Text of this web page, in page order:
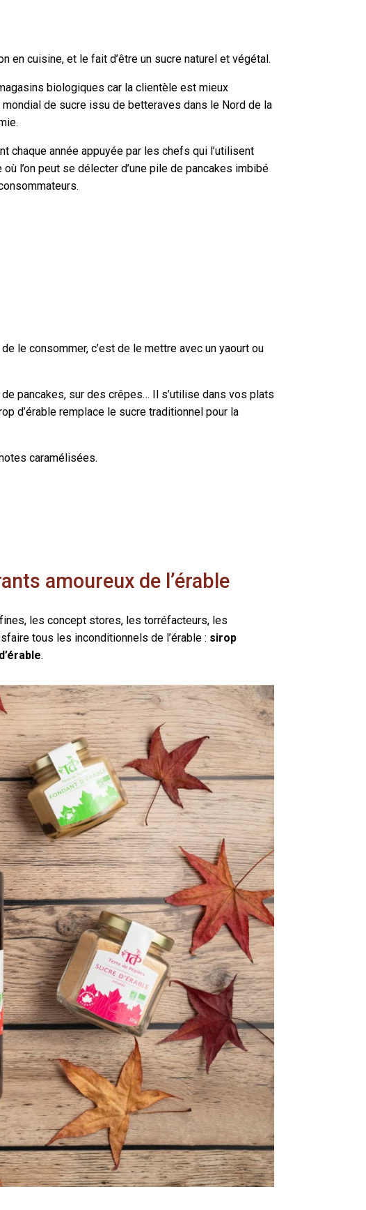
en cuisine, et le fait d’être un sucre naturel et végétal.
biologiques car la clientèle est mieux
de sucre issu de betteraves dans le Nord de la
chaque année appuyée par les chefs qui l’utilisent
l’on peut se délecter d’une pile de pancakes imbibé
le consommer, c’est de le mettre avec un yaourt ou
pancakes, sur des crêpes… Il s’utilise dans vos plats
d’érable remplace le sucre traditionnel pour la
caramélisées.
amoureux de l’érable
les concept stores, les torréfacteurs, les
tous les inconditionnels de l’érable : sirop
.